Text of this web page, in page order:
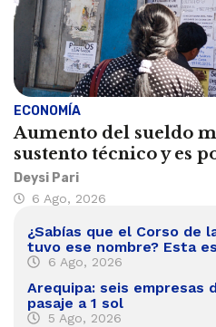
ECONOMÍA
Aumento del sueldo
sustento técnico y es
Deysi Pari
6 Ago, 2026
¿Sabías que el Corso de
tuvo ese nombre? Esta
6 Ago, 2026
Arequipa: seis empresas
pasaje a 1 sol
5 Ago, 2026